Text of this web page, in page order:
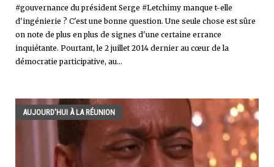
#gouvernance du président Serge #Letchimy manque t-elle
d'ingénierie ? C'est une bonne question. Une seule chose est sûre
on note de plus en plus de signes d'une certaine errance
inquiétante. Pourtant, le 2 juillet 2014 dernier au cœur de la
démocratie participative, au...
AUJOURD'HUI À LA RÉUNION